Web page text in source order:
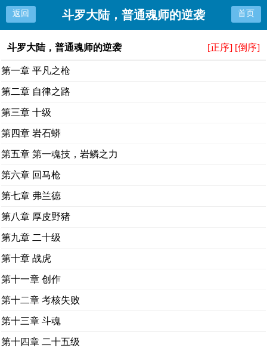
返回 斗罗大陆，普通魂师的逆袭 首页
斗罗大陆，普通魂师的逆袭 [正序] [倒序]
第一章 平凡之枪
第二章 自律之路
第三章 十级
第四章 岩石蟒
第五章 第一魂技，岩鳞之力
第六章 回马枪
第七章 弗兰德
第八章 厚皮野猪
第九章 二十级
第十章 战虎
第十一章 创作
第十二章 考核失败
第十三章 斗魂
第十四章 二十五级